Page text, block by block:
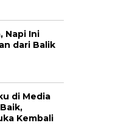
Napi Ini
dari Balik
di Media
Kembali